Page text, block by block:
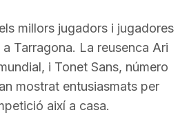
millors jugadors i jugadores
Tarragona. La reusenca Ari
i Tonet Sans, número
mostrat entusiasmats per
així a casa.